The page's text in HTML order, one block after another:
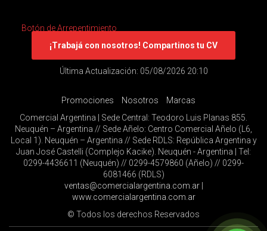
Botón de Arrepentimiento
¡Trabajá con nosotros! Compartinos tu CV
Última Actualización: 05/08/2026 20:10
Promociones Nosotros
Marcas
Comercial Argentina | Sede Central: Teodoro Luis Planas 855.
Neuquén – Argentina // Sede Añelo: Centro Comercial Añelo (L6,
Local 1). Neuquén – Argentina // Sede RDLS: República Argentina y
Juan José Castelli (Complejo Kacike). Neuquén - Argentina | Tel:
0299-4436611 (Neuquén) // 0299-4579860 (Añelo) // 0299-
6081466 (RDLS)
ventas@comercialargentina.com.ar|
www.comercialargentina.com.ar
© Todos los derechos Reservados